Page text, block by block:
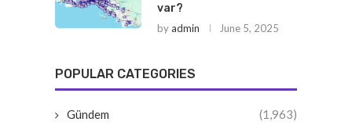
var?
byadmin June 5, 2025
POPULAR CATEGORIES
Gündem
(1,963)